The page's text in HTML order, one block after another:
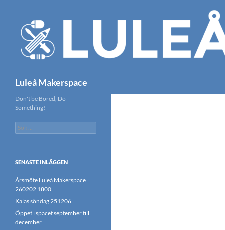
innehåll
Luleå Makerspace
Don't be Bored, Do
Something!
Sök
efter:
SENASTE INLÄGGEN
Årsmöte Luleå Makerspace
260202 1800
Kalas söndag 251206
Öppet i spacet september till
december